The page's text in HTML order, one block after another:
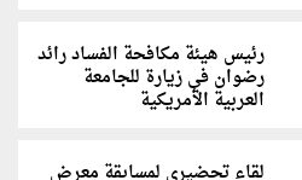
رئيس هيئة مكافحة الفساد رائد
رضوان في زيارة للجامعة
العربية الأمريكية
لقاء تحضيري لمسابقة معرض